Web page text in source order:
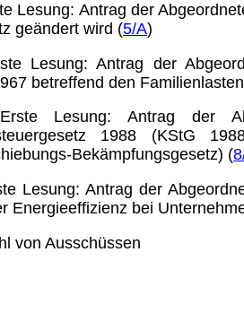
Lesung: Antrag der
geändert wird (5/A)
Lesung: Antrag der
betreffend den
Lesung: Antrag der
1988 (KStG
Bekämpfungsgesetz) (
Lesung: Antrag der
Energieeffizienz bei
von Ausschüssen